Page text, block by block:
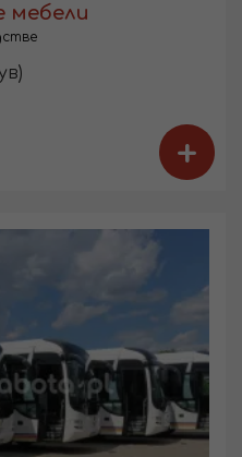
мебели
+